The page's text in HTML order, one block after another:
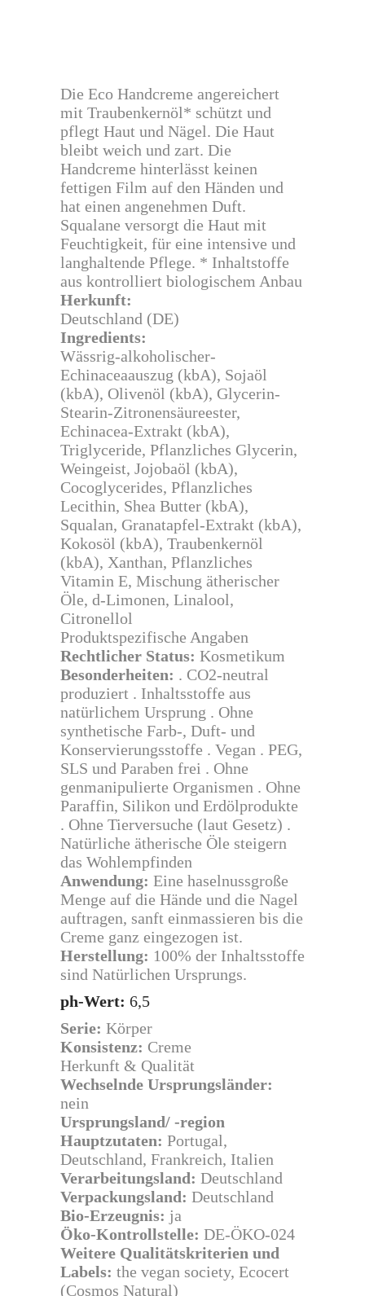
Die Eco Handcreme angereichert
mit Traubenkernöl* schützt und
pflegt Haut und Nägel. Die Haut
bleibt weich und zart. Die
Handcreme hinterlässt keinen
fettigen Film auf den Händen und
hat einen angenehmen Duft.
Squalane versorgt die Haut mit
Feuchtigkeit, für eine intensive und
langhaltende Pflege. * Inhaltstoffe
aus kontrolliert biologischem Anbau
Herkunft:
Deutschland (DE)
Ingredients:
Wässrig-alkoholischer-
Echinaceaauszug (kbA), Sojaöl
(kbA), Olivenöl (kbA), Glycerin-
Stearin-Zitronensäureester,
Echinacea-Extrakt (kbA),
Triglyceride, Pflanzliches Glycerin,
Weingeist, Jojobaöl (kbA),
Cocoglycerides, Pflanzliches
Lecithin, Shea Butter (kbA),
Squalan, Granatapfel-Extrakt (kbA),
Kokosöl (kbA), Traubenkernöl
(kbA), Xanthan, Pflanzliches
Vitamin E, Mischung ätherischer
Öle, d-Limonen, Linalool,
Citronellol
Produktspezifische Angaben
Rechtlicher Status: Kosmetikum
Besonderheiten: . CO2-neutral
produziert . Inhaltsstoffe aus
natürlichem Ursprung . Ohne
synthetische Farb-, Duft- und
Konservierungsstoffe . Vegan . PEG,
SLS und Paraben frei . Ohne
genmanipulierte Organismen . Ohne
Paraffin, Silikon und Erdölprodukte
. Ohne Tierversuche (laut Gesetz) .
Natürliche ätherische Öle steigern
das Wohlempfinden
Anwendung: Eine haselnussgroße
Menge auf die Hände und die Nagel
auftragen, sanft einmassieren bis die
Creme ganz eingezogen ist.
Herstellung: 100% der Inhaltsstoffe
sind Natürlichen Ursprungs.
ph-Wert: 6,5
Serie: Körper
Konsistenz: Creme
Herkunft & Qualität
Wechselnde Ursprungsländer:
nein
Ursprungsland/ -region
Hauptzutaten: Portugal,
Deutschland, Frankreich, Italien
Verarbeitungsland: Deutschland
Verpackungsland: Deutschland
Bio-Erzeugnis: ja
Öko-Kontrollstelle: DE-ÖKO-024
Weitere Qualitätskriterien und
Labels: the vegan society, Ecocert
(Cosmos Natural)